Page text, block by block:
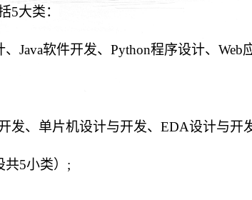
5大类：
Java软件开发、 Python程序设计、 Web
发、单片机设计与开发、 EDA设计与开
共5小类） ;